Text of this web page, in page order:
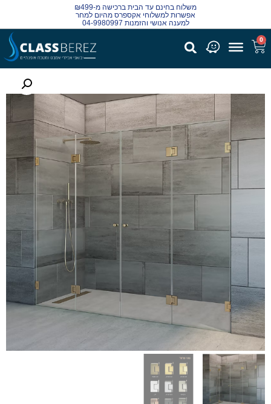
משלוח בחינם עד הבית ברכישה מ-₪499
אפשרות למשלוחי אקספרס מהיום למחר
למענה אנושי והזמנות 04-9980997
0